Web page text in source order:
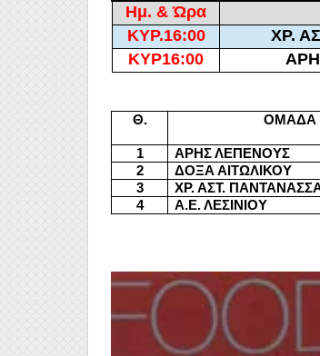
Ημ. & Ώρα
ΚΥΡ.16:00 ΧΡ.
ΚΥΡ16:00
Θ. ΟΜΑΔΑ
1 ΑΡΗΣ ΛΕΠΕΝΟΥΣ
2
ΔΟΞΑ ΑΙΤΩΛΙΚΟΥ
3
ΧΡ. ΑΣΤ.
4
Α.Ε. ΛΕΣΙΝΙΟΥ